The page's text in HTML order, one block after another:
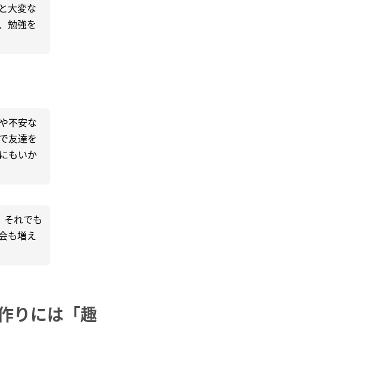
大変な
勉強を
不安な
友達を
もいか
それでも
も増え
りには「趣